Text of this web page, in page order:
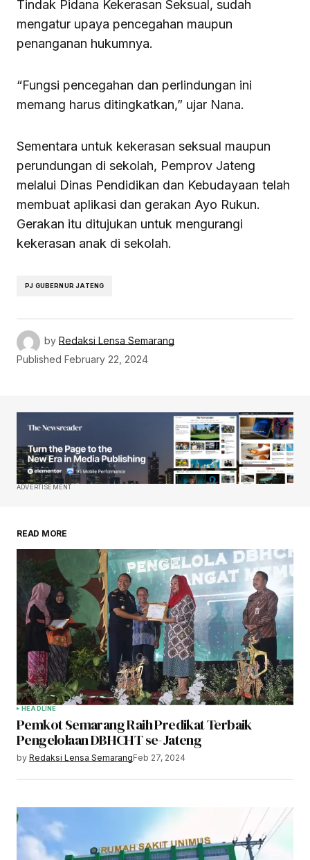
Tindak Pidana Kekerasan Seksual, sudah
mengatur upaya pencegahan maupun
penanganan hukumnya.
“Fungsi pencegahan dan perlindungan ini
memang harus ditingkatkan,” ujar Nana.
Sementara untuk kekerasan seksual maupun
perundungan di sekolah, Pemprov Jateng
melalui Dinas Pendidikan dan Kebudayaan telah
membuat aplikasi dan gerakan Ayo Rukun.
Gerakan itu ditujukan untuk mengurangi
kekerasan anak di sekolah.
PJ GUBERNUR JATENG
by Redaksi Lensa Semarang
Published February 22, 2024
ADVERTISEMENT
READ MORE
HEADLINE
Pemkot Semarang Raih Predikat Terbaik
Pengelolaan DBHCHT se-Jateng
by Redaksi Lensa SemarangFeb 27, 2024